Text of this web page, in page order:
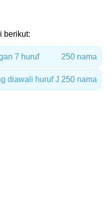
berikut:
7 huruf 250 nama
diawali huruf J 250 nama